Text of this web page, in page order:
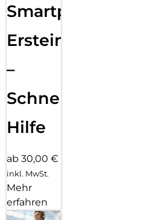
Smartphone
Ersteinrichtung
–
Schnelle
Hilfe
ab 30,00 €
inkl. MwSt.
Mehr
erfahren